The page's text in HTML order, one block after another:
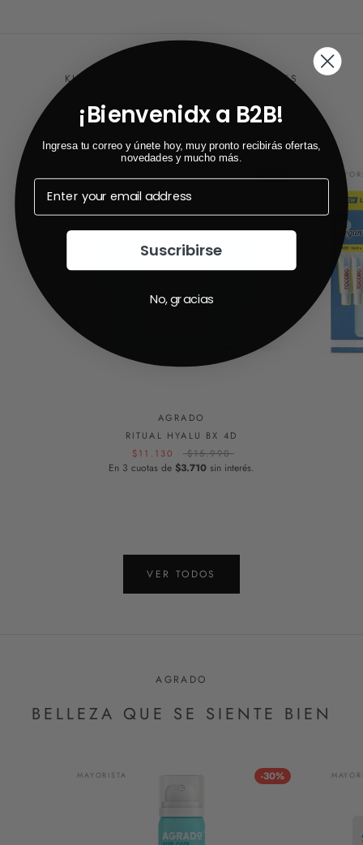
KITS EXCLUSIVOS PARA TUS CLIENTES
BEST SELLER KITS
-30%
AGRADO
RITUAL HYALU BX 4D
$11.130
$15.990
En 3 cuotas de $3.710 sin interés.
VER TODOS
AGRADO
BELLEZA QUE SE SIENTE BIEN
-30%
MAYORISTA
¡Bienvenidx a B2B!
Ingresa tu correo y únete hoy, muy pronto recibirás ofertas,
novedades y mucho más.
Suscribirse
No, gracias